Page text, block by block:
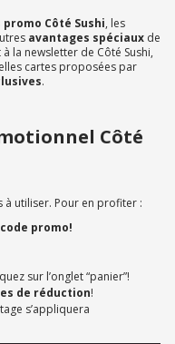
promo Côté Sushi, les
avantages spéciaux de
la newsletter de Côté Sushi,
cartes proposées par
.
Côté
à utiliser. Pour en profiter :
code promo!
sur l’onglet “panier”!
de réduction!
s’appliquera